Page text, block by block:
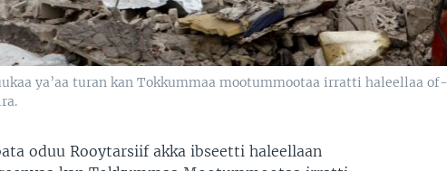
ya’aa turan kan Tokkummaa mootummootaa irratti haleellaa of-
oduu Rooytarsiif akka ibseetti haleellaan